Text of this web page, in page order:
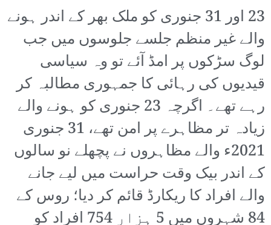
23 اور 31 جنوری کو ملک بھر کے اندر ہونے
والے غیر منظم جلسے جلوسوں میں جب
لوگ سڑکوں پر امڈ آئے تو وہ سیاسی
قیدیوں کی رہائی کا جمہوری مطالبہ کر
رہے تھے۔ اگرچہ 23 جنوری کو ہونے والے
زیادہ تر مظاہرے پر امن تھے، 31 جنوری
2021ء والے مظاہروں نے پچھلے نو سالوں
کے اندر بیک وقت حراست میں لیے جانے
والے افراد کا ریکارڈ قائم کر دیا؛ روس کے
84 شہروں میں 5 ہزار 754 افراد کو